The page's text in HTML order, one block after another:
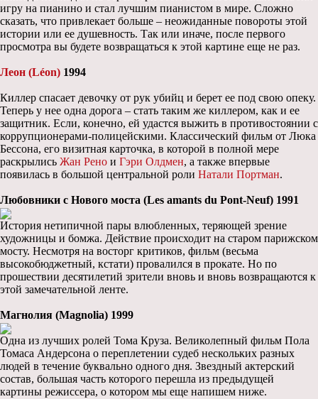
игру на пианино и стал лучшим пианистом в мире. Сложно
сказать, что привлекает больше – неожиданные повороты этой
истории или ее душевность. Так или иначе, после первого
просмотра вы будете возвращаться к этой картине еще не раз.
Леон (Léon) 1994
Киллер спасает девочку от рук убийц и берет ее под свою опеку.
Теперь у нее одна дорога – стать таким же киллером, как и ее
защитник. Если, конечно, ей удастся выжить в противостоянии с
коррупционерами-полицейскими. Классический фильм от Люка
Бессона, его визитная карточка, в которой в полной мере
раскрылись Жан Рено и Гэри Олдмен, а также впервые
появилась в большой центральной роли Натали Портман.
Любовники с Нового моста (Les amants du Pont-Neuf) 1991
История нетипичной пары влюбленных, теряющей зрение
художницы и бомжа. Действие происходит на старом парижском
мосту. Несмотря на восторг критиков, фильм (весьма
высокобюджетный, кстати) провалился в прокате. Но по
прошествии десятилетий зрители вновь и вновь возвращаются к
этой замечательной ленте.
Магнолия (Magnolia) 1999
Одна из лучших ролей Тома Круза. Великолепный фильм Пола
Томаса Андерсона о переплетении судеб нескольких разных
людей в течение буквально одного дня. Звездный актерский
состав, большая часть которого перешла из предыдущей
картины режиссера, о котором мы еще напишем ниже.